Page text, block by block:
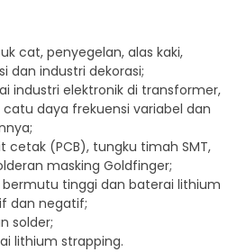
cat, penyegelan, alas kaki,
dan industri dekorasi;
industri elektronik di transformer,
daya frekuensi variabel dan
cetak (PCB), tungku timah SMT,
masking Goldfinger;
bermutu tinggi dan baterai lithium
dan negatif;
solder;
lithium strapping.